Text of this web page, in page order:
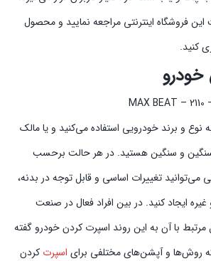
فروشگاه اینترنتی مراجعه نمایید و محصول
کنید.
نوع و برند خودرویی استفاده می‌کنید و یا مالک
سنگین و سنگین هستید. در هر حالت برحسب
می‌توانید تغییرات اساسی و قابل توجه در بدنه،
غیره ایجاد کنید. در بین افراد فعال در صنعت
با آن به این روند اسپرت کردن خودرو گفته
روش‌ها و آپشن‌های مختلفی برای اسپرت کردن